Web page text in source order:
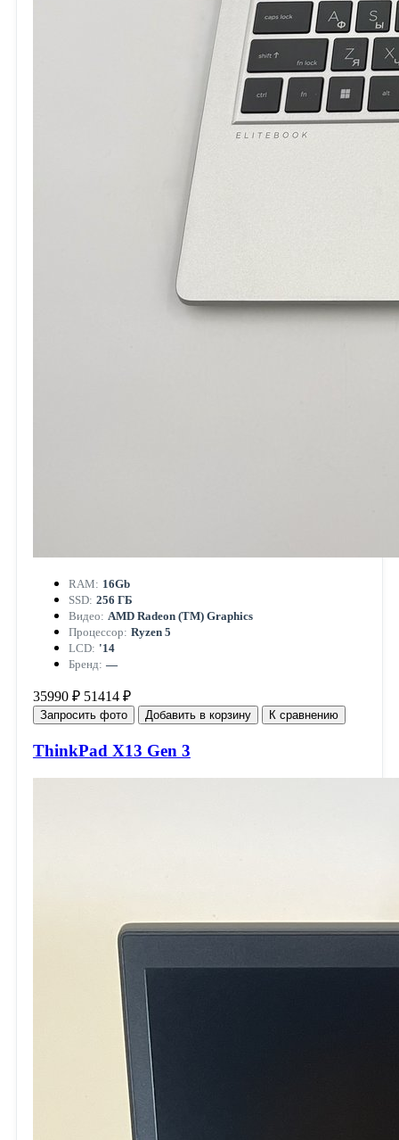
RAM: 16Gb
SSD: 256 ГБ
Видео: AMD Radeon (TM) Graphics
Процессор: Ryzen 5
LCD: '14
Бренд: —
35990 ₽ 51414 ₽
Запросить фото Добавить в корзину К сравнению
ThinkPad X13 Gen 3